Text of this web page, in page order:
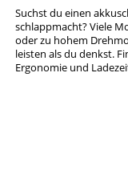
Suchst du einen
schlappmacht? Viele
oder zu hohem
leisten als du denkst.
Ergonomie und